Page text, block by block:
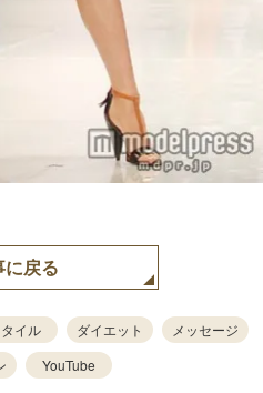
に戻る
イル ダイエット
メッセージ
YouTube